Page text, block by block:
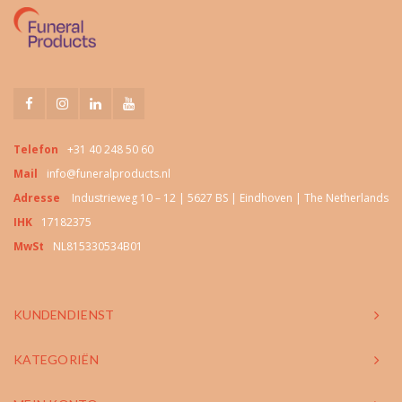
Telefon
+31 40 248 50 60
Mail
info@funeralproducts.nl
Adresse
Industrieweg 10 – 12 | 5627 BS | Eindhoven | The Netherlands
IHK
17182375
MwSt
NL815330534B01
KUNDENDIENST
KATEGORIËN